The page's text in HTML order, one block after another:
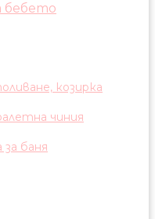
бебето
козирка
чиния
баня